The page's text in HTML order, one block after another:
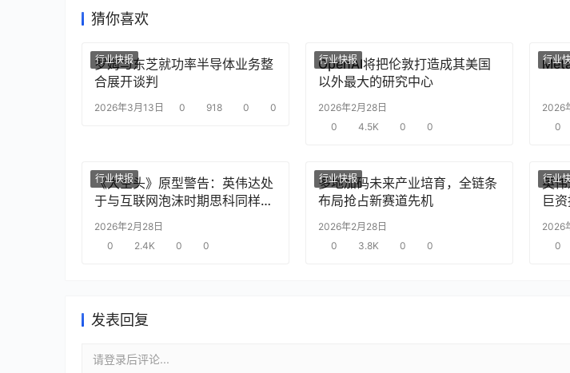
猜你喜欢
行业快报
罗姆与东芝就功率半导体业务整
合展开谈判
2026年3月13日 0 918 0 0
行业快报
OpenAI将把伦敦打造成其美国
以外最大的研究中心
2026年2月28日
0
4.5K 0 0
行业
2026
0
行业快报
《大空头》原型警告：英伟达处
于与互联网泡沫时期思科同样的
“危险境地”
2026年2月28日
0
2.4K 0 0
行业快报
多地加码未来产业培育，全链条
布局抢占新赛道先机
2026年2月28日
0
3.8K 0 0
行业
英
巨
片需
2026
0
发表回复
请登录后评论...